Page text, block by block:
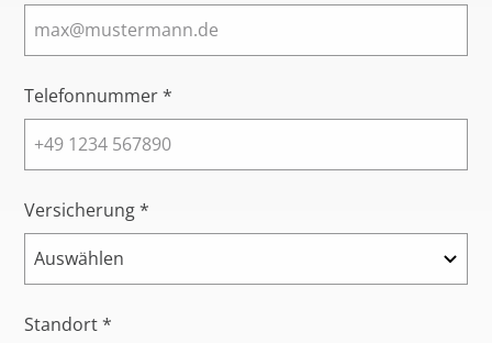
Telefonnummer *
Versicherung *
Standort *